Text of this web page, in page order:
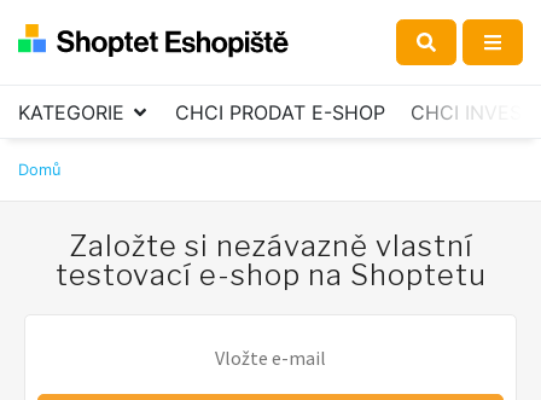
KATEGORIE CHCI PRODAT E-SHOP CHCI
Domů
Založte si nezávazně vlastní
testovací e-shop na Shoptetu